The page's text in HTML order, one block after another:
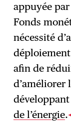
appuyée
Fonds
nécessité
afin de
d’améliorer
de l’énergie.